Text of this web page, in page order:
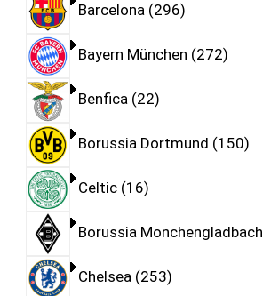
Barcelona 296
Bayern München 272
Benfica 22
Borussia Dortmund 150
Celtic 16
Borussia Monchengladbach
Chelsea 253